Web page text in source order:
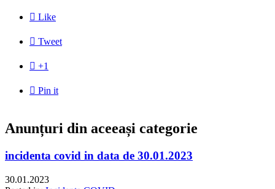
 Like
 Tweet
 +1
 Pin it
Anunțuri din aceeași categorie
incidenta covid in data de 30.01.2023
30.01.2023